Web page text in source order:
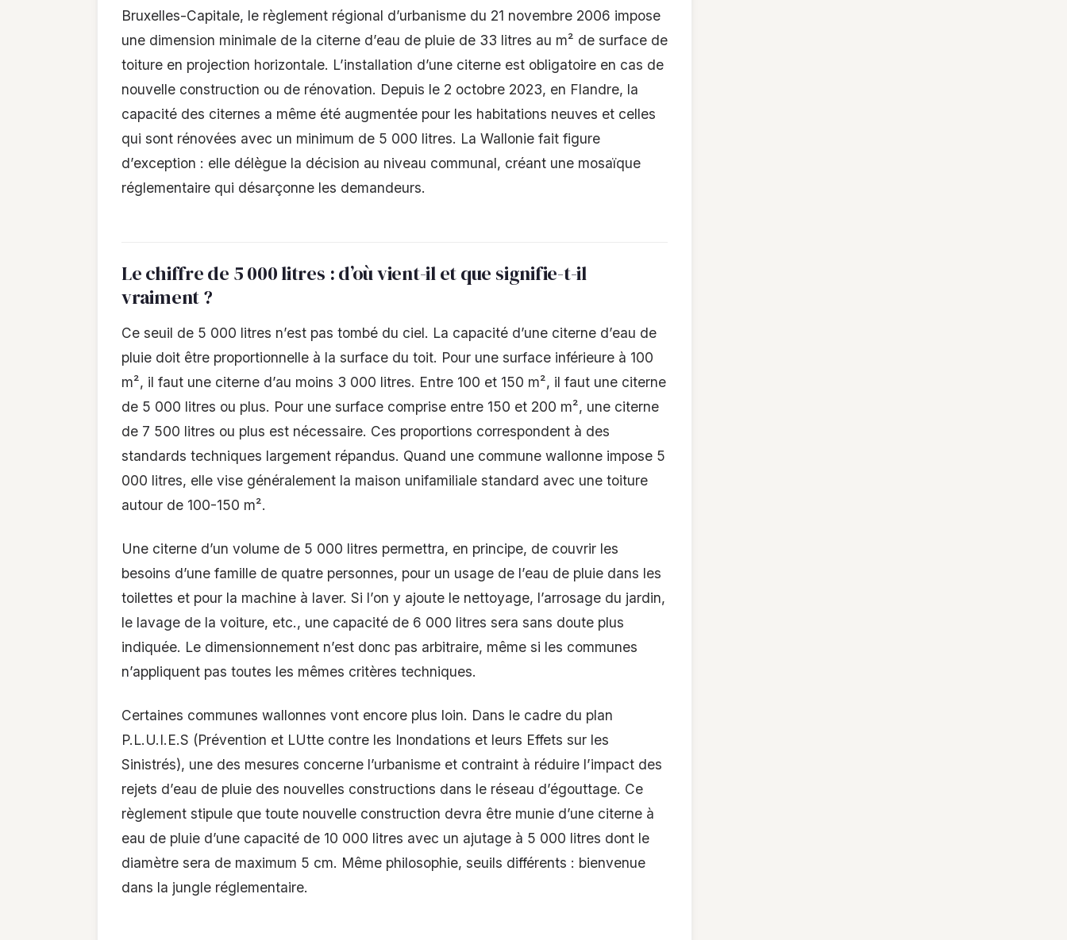
Bruxelles-Capitale, le règlement régional d’urbanisme du 21 novembre 2006 impose
une dimension minimale de la citerne d’eau de pluie de 33 litres au m² de surface de
toiture en projection horizontale. L’installation d’une citerne est obligatoire en cas de
nouvelle construction ou de rénovation. Depuis le 2 octobre 2023, en Flandre, la
capacité des citernes a même été augmentée pour les habitations neuves et celles
qui sont rénovées avec un minimum de 5 000 litres. La Wallonie fait figure
d’exception : elle délègue la décision au niveau communal, créant une mosaïque
réglementaire qui désarçonne les demandeurs.
Le chiffre de 5 000 litres : d’où vient-il et que signifie-t-il
vraiment ?
Ce seuil de 5 000 litres n’est pas tombé du ciel. La capacité d’une citerne d’eau de
pluie doit être proportionnelle à la surface du toit. Pour une surface inférieure à 100
m², il faut une citerne d’au moins 3 000 litres. Entre 100 et 150 m², il faut une citerne
de 5 000 litres ou plus. Pour une surface comprise entre 150 et 200 m², une citerne
de 7 500 litres ou plus est nécessaire. Ces proportions correspondent à des
standards techniques largement répandus. Quand une commune wallonne impose 5
000 litres, elle vise généralement la maison unifamiliale standard avec une toiture
autour de 100-150 m².
Une citerne d’un volume de 5 000 litres permettra, en principe, de couvrir les
besoins d’une famille de quatre personnes, pour un usage de l’eau de pluie dans les
toilettes et pour la machine à laver. Si l’on y ajoute le nettoyage, l’arrosage du jardin,
le lavage de la voiture, etc., une capacité de 6 000 litres sera sans doute plus
indiquée. Le dimensionnement n’est donc pas arbitraire, même si les communes
n’appliquent pas toutes les mêmes critères techniques.
Certaines communes wallonnes vont encore plus loin. Dans le cadre du plan
P.L.U.I.E.S (Prévention et LUtte contre les Inondations et leurs Effets sur les
Sinistrés), une des mesures concerne l’urbanisme et contraint à réduire l’impact des
rejets d’eau de pluie des nouvelles constructions dans le réseau d’égouttage. Ce
règlement stipule que toute nouvelle construction devra être munie d’une citerne à
eau de pluie d’une capacité de 10 000 litres avec un ajutage à 5 000 litres dont le
diamètre sera de maximum 5 cm. Même philosophie, seuils différents : bienvenue
dans la jungle réglementaire.